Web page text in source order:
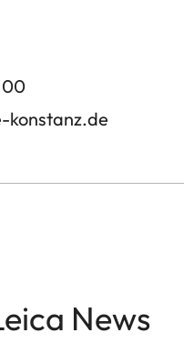
00
konstanz.de
News